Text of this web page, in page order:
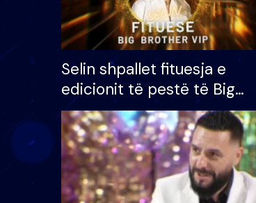
Selin shpallet fituesja e
edicionit të pestë të Big
Brother VIP, rrëmben
çmimin e madh prej 100
mijë eurosh